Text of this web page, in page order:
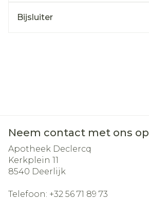
Bijsluiter
Neem contact met ons op
Apotheek Declercq
Kerkplein 11
8540 Deerlijk
Telefoon: +32 56 71 89 73